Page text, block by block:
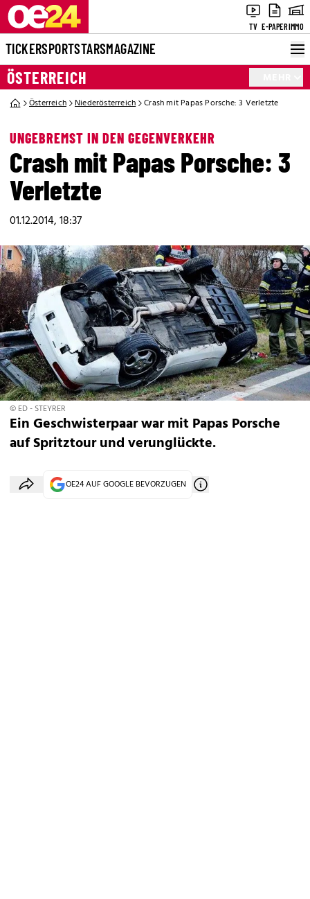
TV E-PAPERIMMO
TICKERSPORTSTARSMAGAZINE
ÖSTERREICH
Österreich Niederösterreich Crash mit Papas Porsche: 3 Verletzte
UNGEBREMST IN DEN GEGENVERKEHR
Crash mit Papas Porsche: 3
Verletzte
01.12.2014, 18:37
© ED - STEYRER
Ein Geschwisterpaar war mit Papas Porsche
auf Spritztour und verunglückte.
OE24 AUF GOOGLE BEVORZUGEN